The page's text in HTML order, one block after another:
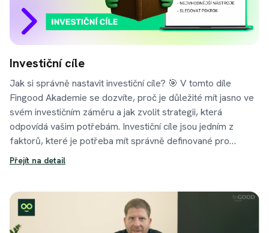
Investiční cíle
Jak si správně nastavit investiční cíle? 🎯 V tomto díle
Fingood Akademie se dozvíte, proč je důležité mít jasno ve
svém investičním záměru a jak zvolit strategii, která
odpovídá vašim potřebám. Investiční cíle jsou jedním z
faktorů, které je potřeba mít správně definované pro
funkční investiční strategii. Nechte si poradit a my Vám s tím
Přejít na detail